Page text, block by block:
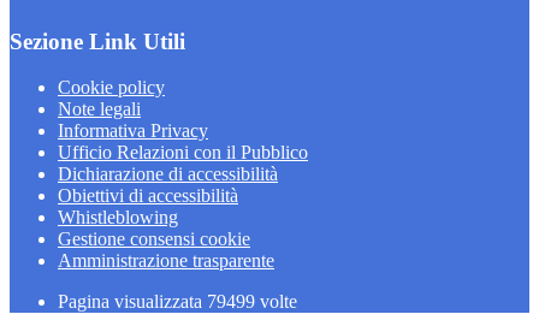
Sezione Link Utili
Cookie policy
Note legali
Informativa Privacy
Ufficio Relazioni con il Pubblico
Dichiarazione di accessibilità
Obiettivi di accessibilità
Whistleblowing
Gestione consensi cookie
Amministrazione trasparente
Pagina visualizzata 79499 volte